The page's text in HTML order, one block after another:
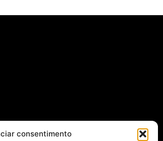
consentimento